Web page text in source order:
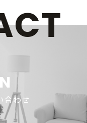
合わせ